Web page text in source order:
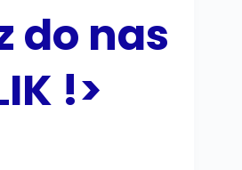
do nas
!>